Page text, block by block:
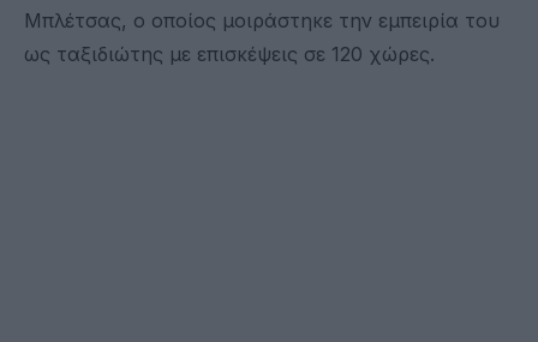
Μπλέτσας, ο οποίος μοιράστηκε την εμπειρία του
ως ταξιδιώτης με επισκέψεις σε 120 χώρες.